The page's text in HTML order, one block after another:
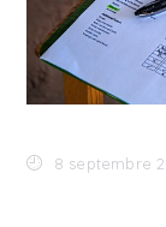
8 septembre